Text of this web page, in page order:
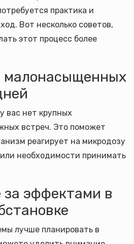
практика и
Вот несколько советов,
этот процесс более
малонасыщенных
вас нет крупных
встреч. Это поможет
реагирует на микродозу
необходимости принимать
эффектами в
лучше планировать в